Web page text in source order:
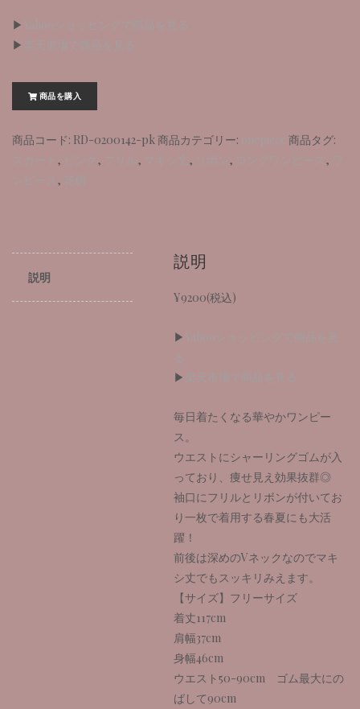
▶
▶
商品を購入
商品コード: RD-0200142-pk 商品カテゴリー:
商品タグ:
, , , , , ,
,
説明
説明
¥9200(税込)
▶
▶
毎日着たくなる華やかワンピー
ス。
ウエストにシャーリングゴムが入
っており、痩せ見え効果抜群◎
袖口にフリルとリボンが付いてお
り一枚で着用する春夏にも大活
躍！
前後は深めのVネックなのでマキ
シ丈でもスッキリみえます。
【サイズ】フリーサイズ
着丈117cm
肩幅37cm
身幅46cm
ウエスト50-90cm ゴム最大にの
ばして90cm